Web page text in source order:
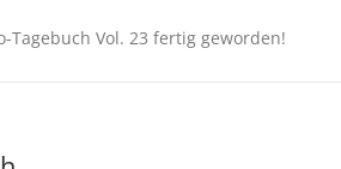
Vol. 23 fertig geworden!